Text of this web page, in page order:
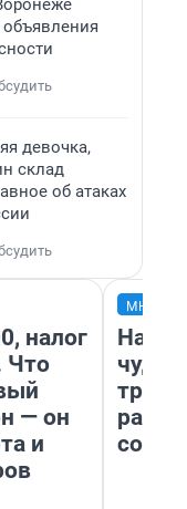
девочка,
склад
об атаках
налог
Что
— он
и